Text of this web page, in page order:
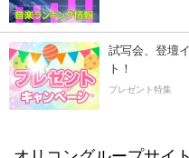
試写会、登壇
ト！
プレゼント特集